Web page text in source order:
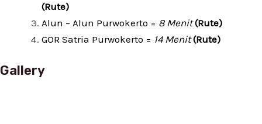
(Rute)
Alun – Alun Purwokerto = 8 Menit (Rute)
GOR Satria Purwokerto = 14 Menit (Rute)
Gallery